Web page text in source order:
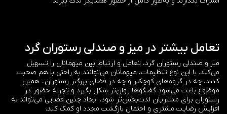
تعامل بیشتر در میز و صندلی رستوران گرد
میز و صندلی رستوران گرد، تعامل و ارتباط بین میهمانان را تسهیل
می‌کند. با این نوع تنظیمات، میهمانان می‌توانند به راحتی با هم صحبت
کنند، چه در گروه‌های کوچکتر و چه در فضای بزرگتر رستوران.. همین
موضوع باعث می‌شود گفتگوها روان‌تر شکل بگیرد و تجربه حضور در
رستوران برای مشتریان لذت‌بخش‌تر شود. ایجاد چنین فضایی می‌تواند به
افزایش رضایت مشتری و احتمال بازگشت مجدد او کمک کند.